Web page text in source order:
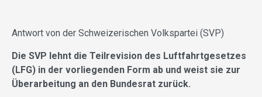
Antwort von der Schweizerischen Volkspartei (SVP)
Die SVP lehnt die Teilrevision des Luftfahrtgesetzes
(LFG) in der vorliegenden Form ab und weist sie zur
Überarbeitung an den Bundesrat zurück.